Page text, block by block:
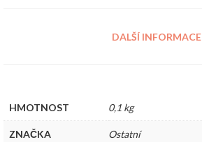
DALŠÍ INFORMACE
HMOTNOST 0,1 kg
ZNAČKA Ostatní